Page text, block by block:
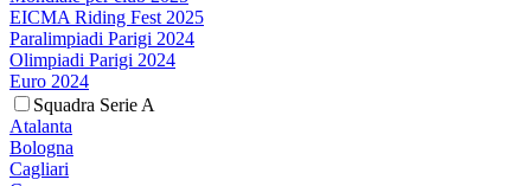
EICMA Riding Fest 2025
Paralimpiadi Parigi 2024
Olimpiadi Parigi 2024
Euro 2024
Squadra Serie A
Atalanta
Bologna
Cagliari